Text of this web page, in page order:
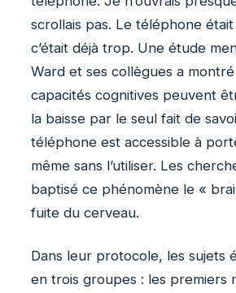
scrollais pas. Le téléphone
c’était déjà trop. Une étude
Ward et ses collègues a
capacités cognitives peuvent
la baisse par le seul fait de
téléphone est accessible à
même sans l’utiliser. Les
baptisé ce phénomène le «
fuite du cerveau.
Dans leur protocole, les sujets
en trois groupes : les premiers